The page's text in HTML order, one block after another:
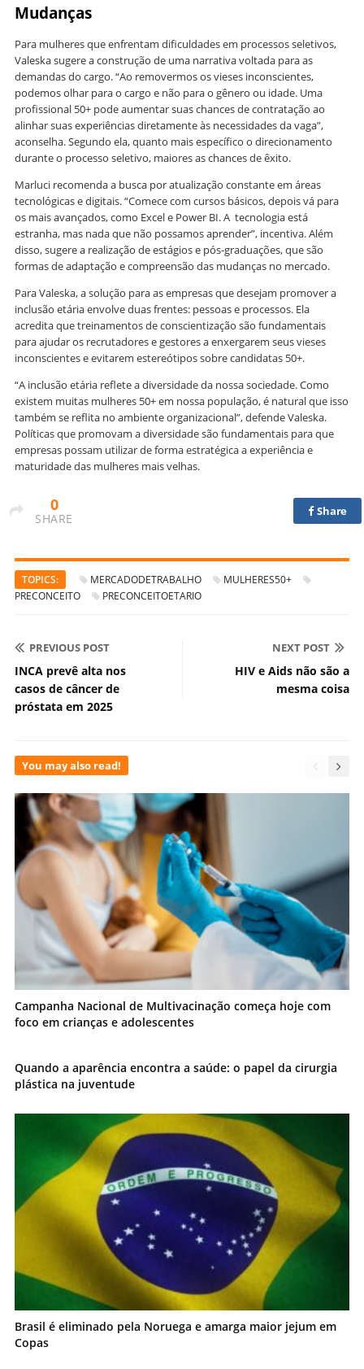
Mudanças
Para mulheres que enfrentam dificuldades em processos seletivos,
Valeska sugere a construção de uma narrativa voltada para as
demandas do cargo. “Ao removermos os vieses inconscientes,
podemos olhar para o cargo e não para o gênero ou idade. Uma
profissional 50+ pode aumentar suas chances de contratação ao
alinhar suas experiências diretamente às necessidades da vaga”,
aconselha. Segundo ela, quanto mais específico o direcionamento
durante o processo seletivo, maiores as chances de êxito.
Marluci recomenda a busca por atualização constante em áreas
tecnológicas e digitais. “Comece com cursos básicos, depois vá para
os mais avançados, como Excel e Power BI. A tecnologia está
estranha, mas nada que não possamos aprender”, incentiva. Além
disso, sugere a realização de estágios e pós-graduações, que são
formas de adaptação e compreensão das mudanças no mercado.
Para Valeska, a solução para as empresas que desejam promover a
inclusão etária envolve duas frentes: pessoas e processos. Ela
acredita que treinamentos de conscientização são fundamentais
para ajudar os recrutadores e gestores a enxergarem seus vieses
inconscientes e evitarem estereótipos sobre candidatas 50+.
“A inclusão etária reflete a diversidade da nossa sociedade. Como
existem muitas mulheres 50+ em nossa população, é natural que isso
também se reflita no ambiente organizacional”, defende Valeska.
Políticas que promovam a diversidade são fundamentais para que
empresas possam utilizar de forma estratégica a experiência e
maturidade das mulheres mais velhas.
0
SHARE
Share
TOPICS: MERCADODETRABALHO
MULHERES50+
PRECONCEITO
PRECONCEITOETARIO
PREVIOUS POST
INCA prevê alta nos
casos de câncer de
próstata em 2025
NEXT POST
HIV e Aids não são a
mesma coisa
You may also read!
Campanha Nacional de Multivacinação começa hoje com
foco em crianças e adolescentes
Quando a aparência encontra a saúde: o papel da cirurgia
plástica na juventude
Brasil é eliminado pela Noruega e amarga maior jejum em
Copas